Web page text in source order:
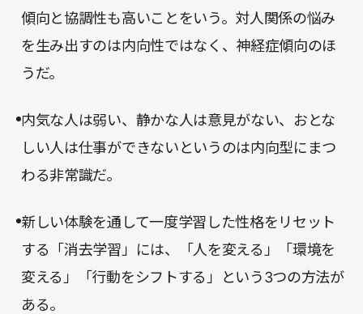
傾向と協調性も高いことをいう。対人関係の悩み
を生み出すのは内向性ではなく、神経症傾向のほ
うだ。
内気な人は弱い、静かな人は意見がない、おとな
しい人は仕事ができないというのは内向型にまつ
わる非常識だ。
新しい体験を通して一度学習した性格をリセット
する「消去学習」には、「人を変える」「環境を
変える」「行動をシフトする」という3つの方法が
ある。